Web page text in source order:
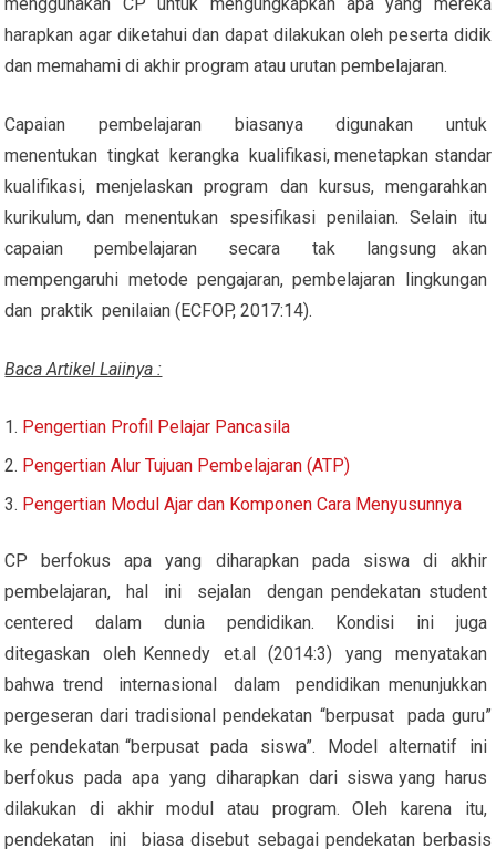
menggunakan CP untuk mengungkapkan apa yang mereka
harapkan agar diketahui dan dapat dilakukan oleh peserta didik
dan memahami di akhir program atau urutan pembelajaran.
Capaian pembelajaran biasanya digunakan untuk
menentukan tingkat kerangka kualifikasi, menetapkan standar
kualifikasi, menjelaskan program dan kursus, mengarahkan
kurikulum, dan menentukan spesifikasi penilaian. Selain itu
capaian pembelajaran secara tak langsung akan
mempengaruhi metode pengajaran, pembelajaran lingkungan
dan praktik penilaian (ECFOP, 2017:14).
Baca Artikel Laiinya :
Pengertian Profil Pelajar Pancasila
Pengertian Alur Tujuan Pembelajaran (ATP)
Pengertian Modul Ajar dan Komponen Cara Menyusunnya
CP berfokus apa yang diharapkan pada siswa di akhir
pembelajaran, hal ini sejalan dengan pendekatan student
centered dalam dunia pendidikan. Kondisi ini juga
ditegaskan oleh Kennedy et.al (2014:3) yang menyatakan
bahwa trend internasional dalam pendidikan menunjukkan
pergeseran dari tradisional pendekatan “berpusat pada guru”
ke pendekatan “berpusat pada siswa”. Model alternatif ini
berfokus pada apa yang diharapkan dari siswa yang harus
dilakukan di akhir modul atau program. Oleh karena itu,
pendekatan ini biasa disebut sebagai pendekatan berbasis